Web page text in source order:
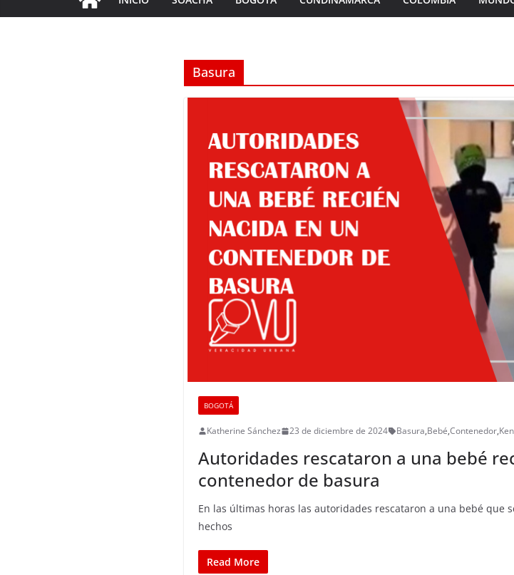
Basura
BOGOTÁ
Katherine Sánchez 23 de diciembre de 2024 Basura,Bebé,Contenedor,
Autoridades rescataron a una bebé
contenedor de basura
En las últimas horas las autoridades rescataron a una bebé que
hechos
Read More